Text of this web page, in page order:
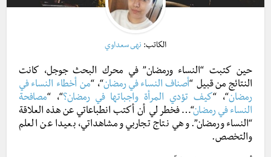
الكاتب: نهى سعداوي
حين كتبت “النساء ورمضان” في محرك البحث جوجل، كانت
النتائج من قبيل “أصناف النساء في رمضان“، “من أخطاء النساء في
رمضان“، “ كيف تؤدي المرأة واجباتها في رمضان؟“، “مصافحة
النساء في رمضان“… فخطر لي أن أكتب انطباعاتي عن هذه العلاقة
“النساء ورمضان”. وهي نتاج تجاربي ومشاهداتي، بعيدا عن العلم
والتخصص.